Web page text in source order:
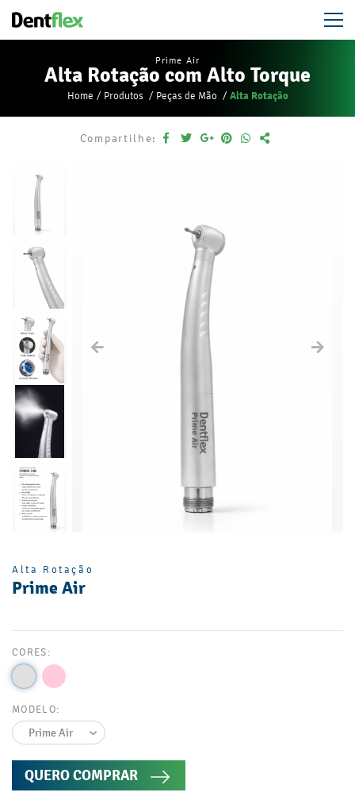
Prime Air
Alta Rotação com Alto Torque
Home Produtos Peças de Mão Alta Rotação
Compartilhe:
Alta Rotação
Prime Air
CORES:
MODELO:
QUERO COMPRAR